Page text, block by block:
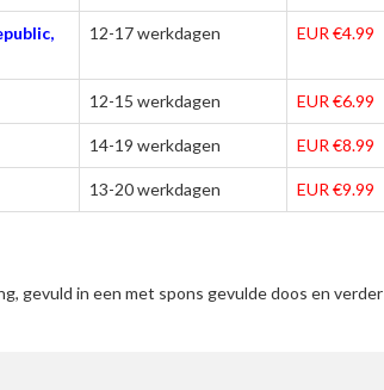
12-17 werkdagen EUR €4.99
12-15 werkdagen EUR €6.99
14-19 werkdagen EUR €8.99
13-20 werkdagen EUR €9.99
gevuld in een met spons gevulde doos en verder